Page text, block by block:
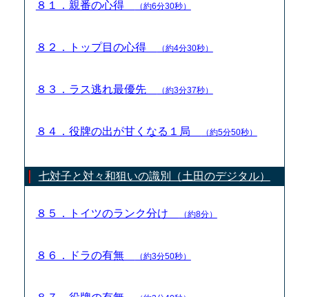
８１．親番の心得 （約6分30秒）
８２．トップ目の心得 （約4分30秒）
８３．ラス逃れ最優先 （約3分37秒）
８４．役牌の出が甘くなる１局 （約5分50秒）
七対子と対々和狙いの識別（土田のデジタル）
８５．トイツのランク分け （約8分）
８６．ドラの有無 （約3分50秒）